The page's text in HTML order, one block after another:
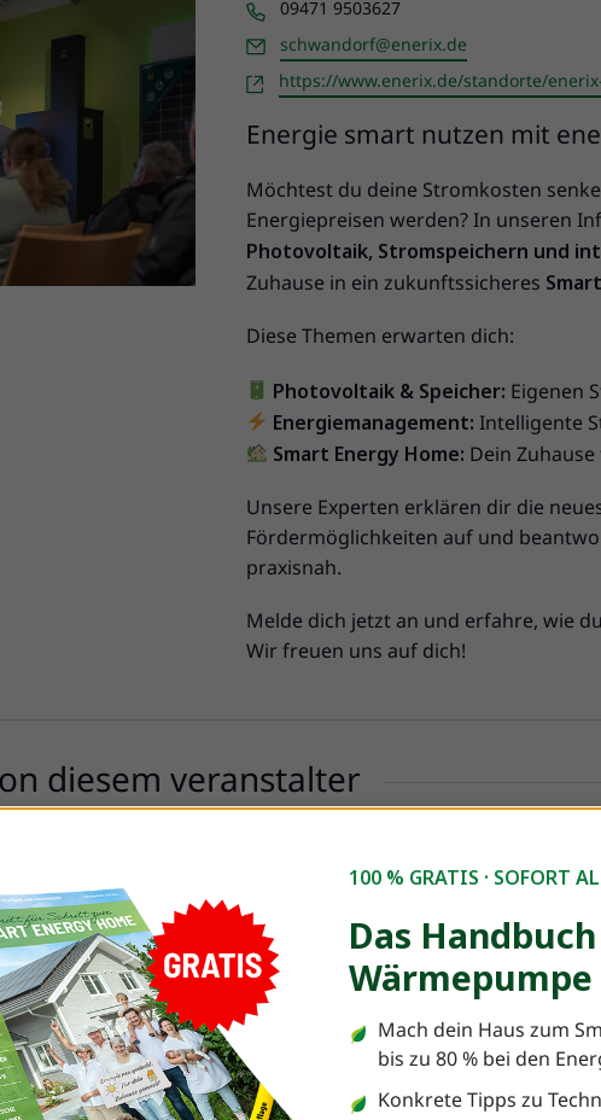
Hinweis
Es wurden keine Ergebnisse gefunden.
Telefon
09471 9503627
Email
schwandorf@enerix.de
Webseite
https://www.enerix.de/standorte/
Energie smart nutzen mit
Möchtest du deine Stromkosten
Energiepreisen werden? In unseren
Photovoltaik, Stromspeichern und
Zuhause in ein zukunftssicheres
Diese Themen erwarten dich:
Photovoltaik & Speicher: Eigenen
Energiemanagement: Intelligente
Smart Energy Home: Dein
Unsere Experten erklären dir die
Fördermöglichkeiten auf und
praxisnah.
Melde dich jetzt an und erfahre, wie
Wir freuen uns auf dich!
diesem veranstalter
100 % GRATIS · SOFORT
Das
Wärmepumpe
Mach dein Haus zum
bis zu 80 % bei den
Konkrete Tipps zu